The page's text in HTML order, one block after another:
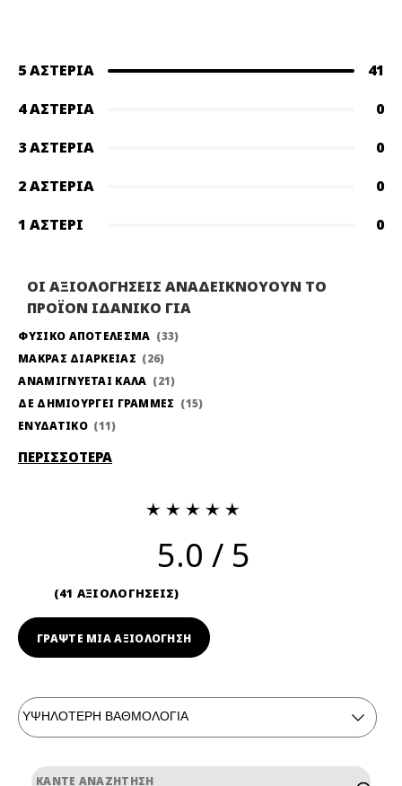
5 ΑΣΤΈΡΙΑ
41
4 ΑΣΤΈΡΙΑ
0
3 ΑΣΤΈΡΙΑ
0
2 ΑΣΤΈΡΙΑ
0
1 ΑΣΤΈΡΙ
0
ΟΙ ΑΞΙΟΛΟΓΗΣΕΙΣ ΑΝΑΔΕΙΚΝΟΥΟΥΝ ΤΟ
ΠΡΟΪΟΝ ΙΔΑΝΙΚΟ ΓΙΑ
ΦΥΣΙΚΟ ΑΠΟΤΕΛΕΣΜΑ
33
ΜΑΚΡΑΣ ΔΙΑΡΚΕΙΑΣ
26
ΑΝΑΜΙΓΝΥΕΤΑΙ ΚΑΛΑ
21
ΔΕ ΔΗΜΙΟΥΡΓΕΙ ΓΡΑΜΜΕΣ
15
ΕΝΥΔΑΤΙΚΟ
11
ΠΕΡΙΣΣΟΤΕΡΑ
5.0
41 ΑΞΙΟΛΟΓΗΣΕΙΣ
ΓΡΆΨΤΕ ΜΙΑ ΑΞΙΟΛΟΓΗΣΗ